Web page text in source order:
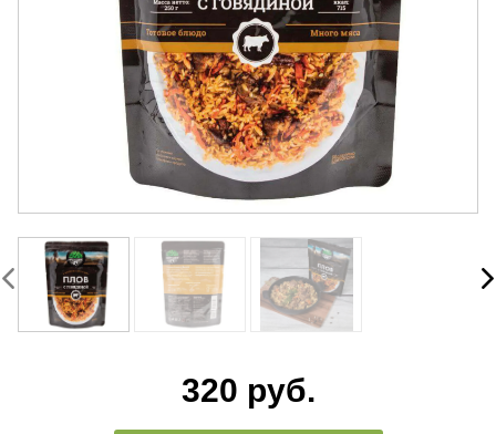
320 руб.